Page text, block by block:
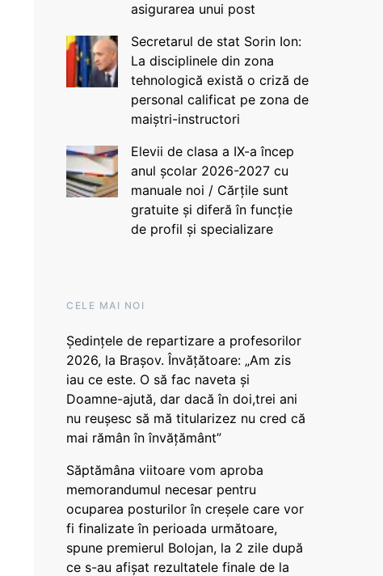
asigurarea unui post
Secretarul de stat Sorin Ion:
La disciplinele din zona
tehnologică există o criză de
personal calificat pe zona de
maiștri-instructori
Elevii de clasa a IX-a încep
anul școlar 2026-2027 cu
manuale noi / Cărțile sunt
gratuite și diferă în funcție
de profil și specializare
CELE MAI NOI
Ședințele de repartizare a profesorilor
2026, la Brașov. Învățătoare: „Am zis
iau ce este. O să fac naveta și
Doamne-ajută, dar dacă în doi,trei ani
nu reușesc să mă titularizez nu cred că
mai rămân în învățământ”
Săptămâna viitoare vom aproba
memorandumul necesar pentru
ocuparea posturilor în creșele care vor
fi finalizate în perioada următoare,
spune premierul Bolojan, la 2 zile după
ce s-au afișat rezultatele finale de la